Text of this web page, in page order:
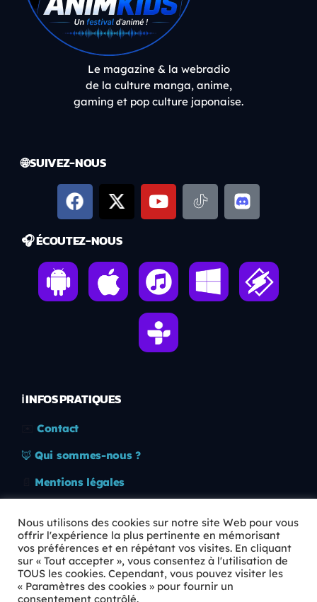
Le magazine & la webradio
de la culture manga, anime,
gaming et pop culture japonaise.
🌐 SUIVEZ-NOUS
🎧 ÉCOUTEZ-NOUS
ℹ️ INFOS PRATIQUES
Contact
🦊 Qui sommes-nous ?
Mentions légales
🛡️ RGPD
Copyright © 2026 Animkids. Tous droits réservés.
Nous utilisons des cookies sur notre site Web pour vous
offrir l'expérience la plus pertinente en mémorisant
vos préférences et en répétant vos visites. En cliquant
sur « Tout accepter », vous consentez à l'utilisation de
TOUS les cookies. Cependant, vous pouvez visiter les
« Paramètres des cookies » pour fournir un
consentement contrôlé.